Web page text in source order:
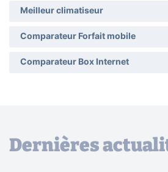
Meilleur climatiseur
Comparateur Forfait mobile
Comparateur Box Internet
Dernières